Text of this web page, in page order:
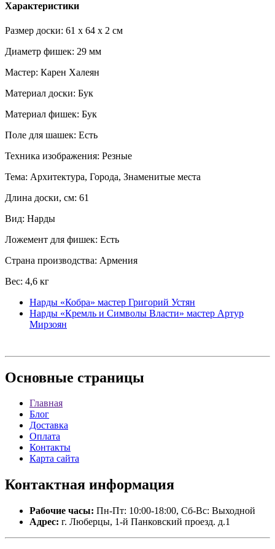
Характеристики
Размер доски: 61 x 64 x 2 см
Диаметр фишек: 29 мм
Мастер: Карен Халеян
Материал доски: Бук
Материал фишек: Бук
Поле для шашек: Есть
Техника изображения: Резные
Тема: Архитектура, Города, Знаменитые места
Длина доски, см: 61
Вид: Нарды
Ложемент для фишек: Есть
Страна производства: Армения
Вес: 4,6 кг
Нарды «Кобра» мастер Григорий Устян
Нарды «Кремль и Символы Власти» мастер Артур
Мирзоян
Основные страницы
Главная
Блог
Доставка
Оплата
Контакты
Карта сайта
Контактная информация
Рабочие часы: Пн-Пт: 10:00-18:00, Сб-Вс: Выходной
Адрес: г. Люберцы, 1-й Панковский проезд. д.1